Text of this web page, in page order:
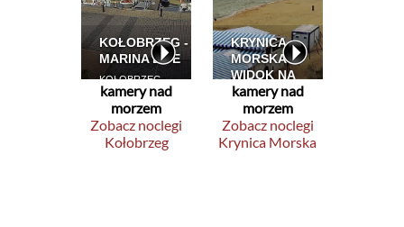
kamery nad
morzem
Zobacz noclegi
Kołobrzeg
kamery nad
morzem
Zobacz noclegi
Krynica Morska